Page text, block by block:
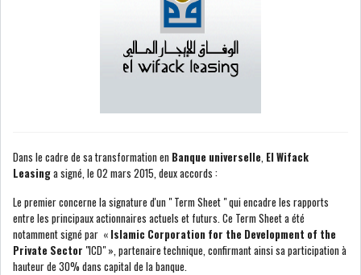
COTATION ET ANALYSES
FICHES SOCIÉTÉS
COURS DU JOUR
ANALYSE QUOTIDIENNE
ANALYSE HEBDOMADAIRE
Dans le cadre de sa transformation en Banque universelle, El Wifack
Leasinga signé, le 02 mars 2015, deux accords :
Le premier concerne la signature d'un " Term Sheet " qui encadre les rapports
entre les principaux actionnaires actuels et futurs. Ce Term Sheet a été
notamment signé par « Islamic Corporation for the Development of the
Private Sector "ICD" », partenaire technique, confirmant ainsi sa participation à
hauteur de 30% dans capital de la banque.